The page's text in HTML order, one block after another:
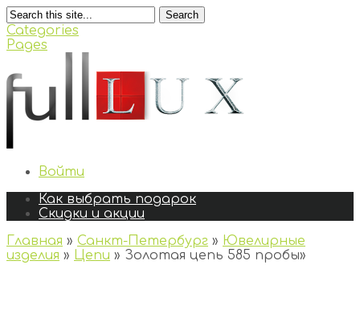
Search
Categories
Pages
Войти
Как выбрать подарок
Скидки и акции
Главная » Санкт-Петербург » Ювелирные
изделия » Цепи » Золотая цепь 585 пробы»